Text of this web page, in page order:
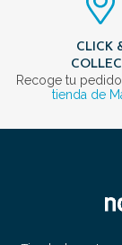
CLICK
Recoge tu
tienda de